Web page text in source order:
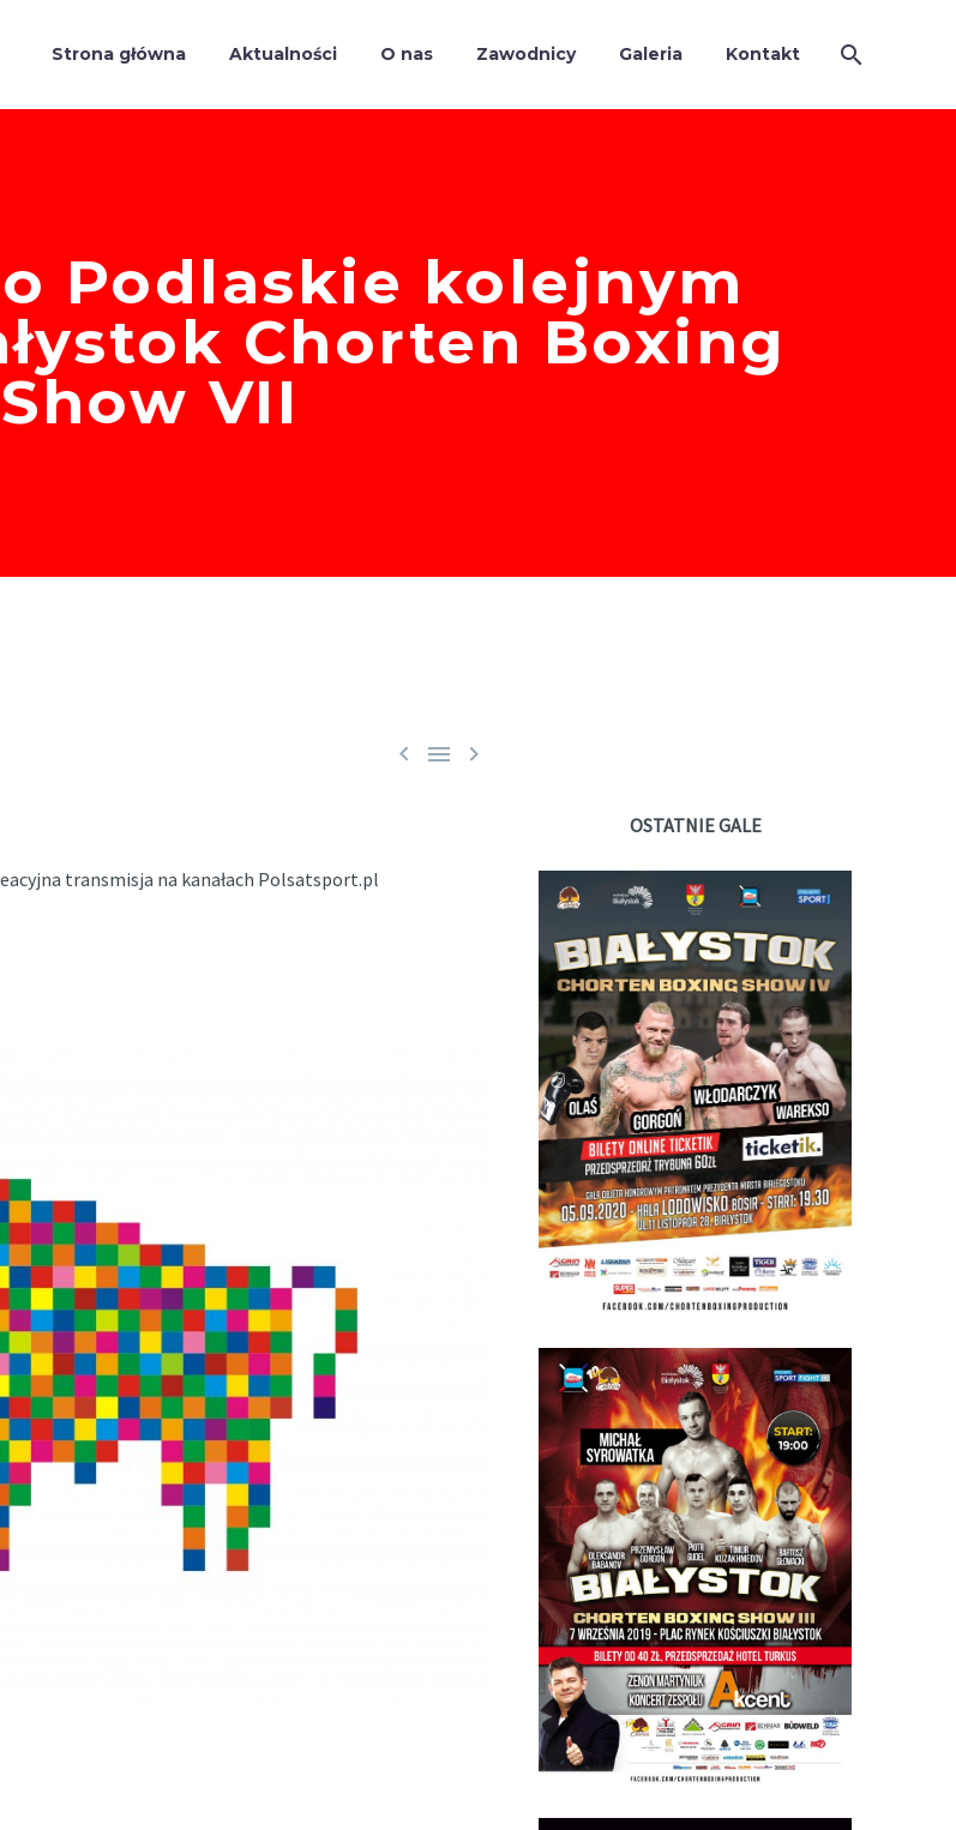
Strona główna Aktualności O nas Zawodnicy Galeria Kontakt
Podlaskie kolejnym
Chorten Boxing
Show VII
  
transmisja na kanałach Polsatsport.pl
OSTATNIE GALE